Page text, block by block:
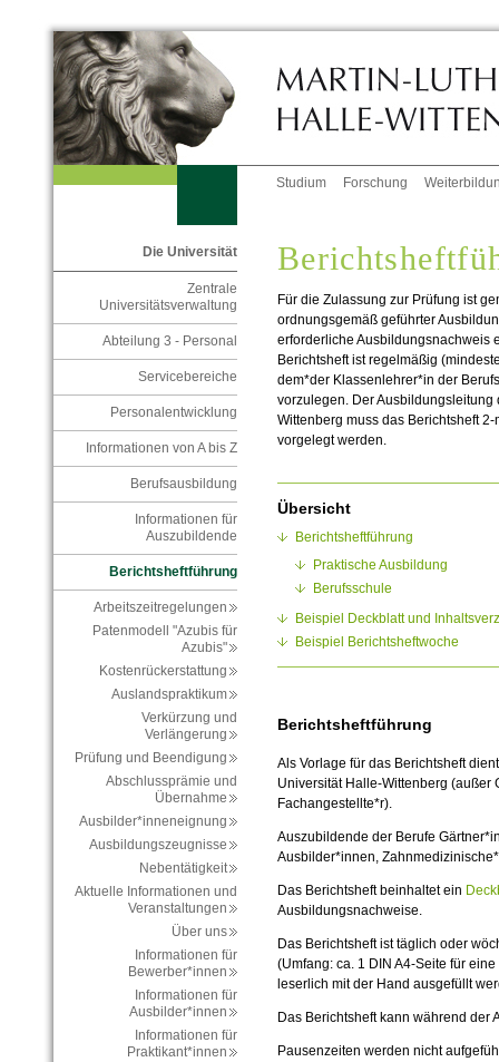
Studium Forschung
Die Universität
Zentrale
Universitätsverwaltung
Abteilung 3 - Personal
Servicebereiche
Personalentwicklung
Informationen von A bis Z
Berufsausbildung
Informationen für
Auszubildende
Berichtsheftführung
Arbeitszeitregelungen
Patenmodell "Azubis für
Azubis"
Kostenrückerstattung
Auslandspraktikum
Verkürzung und
Verlängerung
Prüfung und Beendigung
Abschlussprämie und
Übernahme
Ausbilder*inneneignung
Ausbildungszeugnisse
Nebentätigkeit
Aktuelle Informationen und
Veranstaltungen
Über uns
Informationen für
Bewerber*innen
Informationen für
Ausbilder*innen
Informationen für
Praktikant*innen
Für die Zulassung zur Prüfung ist
ordnungsgemäß geführter
erforderliche Ausbildungsnachweis
Berichtsheft ist regelmäßig
dem*der Klassenlehrer*in der
vorzulegen. Der
Wittenberg muss das Berichtsheft
vorgelegt werden.
Übersicht
Berichtsheftführung
Praktische Ausbildung
Berufsschule
Beispiel Deckblatt und
Beispiel Berichtsheftwoche
Berichtsheftführung
Als Vorlage für das Berichtsheft
Universität Halle-Wittenberg
Fachangestellte*r).
Auszubildende der Berufe
Ausbilder*innen,
Das Berichtsheft beinhaltet ein
Ausbildungsnachweise.
Das Berichtsheft ist täglich oder
(Umfang: ca. 1 DIN A4-Seite für
leserlich mit der Hand ausgefüllt
Das Berichtsheft kann während der
Pausenzeiten werden nicht